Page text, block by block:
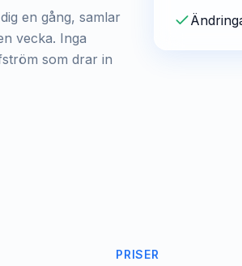
en gång, samlar
vecka. Inga
som drar in
PRISER